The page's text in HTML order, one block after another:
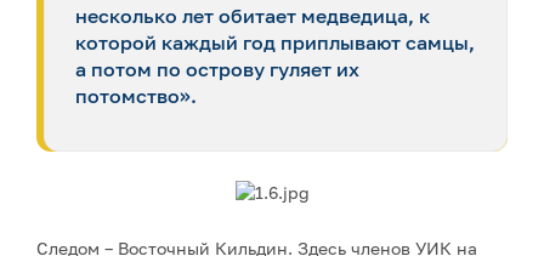
несколько лет обитает медведица, к
которой каждый год приплывают самцы,
а потом по острову гуляет их
потомство».
Следом – Восточный Кильдин. Здесь членов УИК на